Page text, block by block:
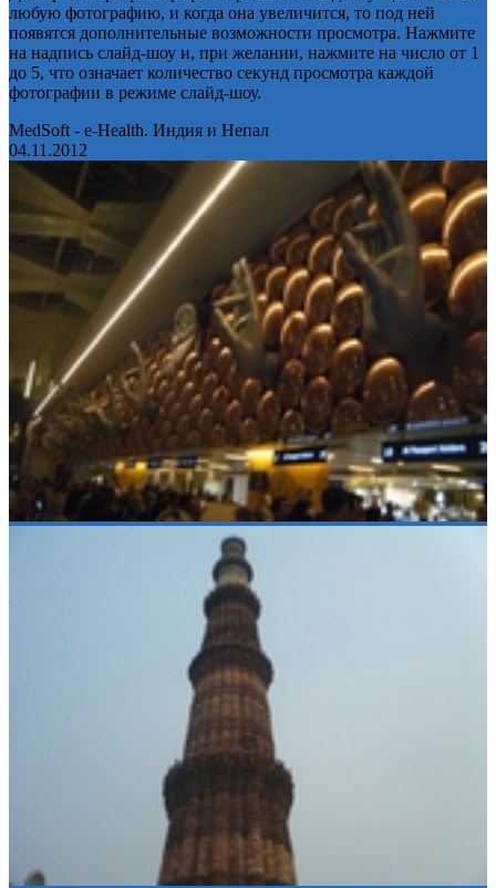
любую фотографию, и когда она увеличится, то под ней
появятся дополнительные возможности просмотра. Нажмите
на надпись слайд-шоу и, при желании, нажмите на число от 1
до 5, что означает количество секунд просмотра каждой
фотографии в режиме слайд-шоу.
MedSoft - e-Health. Индия и Непал
04.11.2012